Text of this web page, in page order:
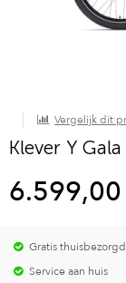
Vergelijk dit
Klever Y
6.599,00
Gratis
Service aan huis